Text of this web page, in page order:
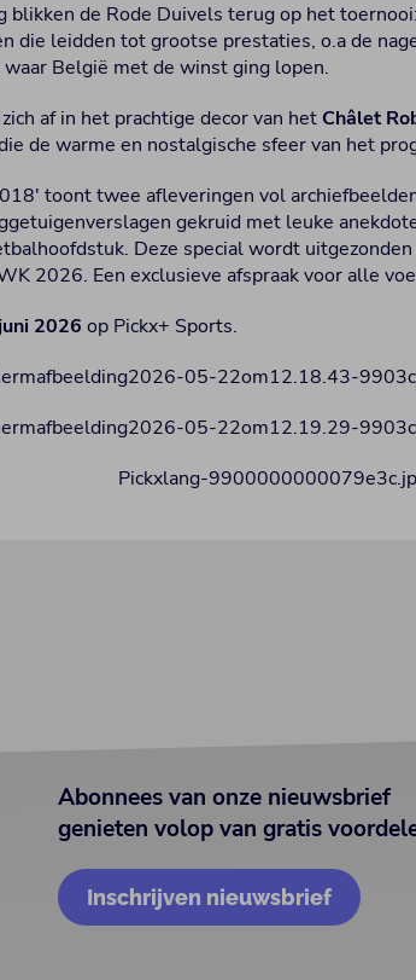
blikken de Rode Duivels terug op het
die leidden tot grootse prestaties, o.a de
België met de winst ging lopen.
af in het prachtige decor van het Châlet
de warme en nostalgische sfeer van het
toont twee afleveringen vol
gekruid met leuke
Deze special wordt
2026. Een exclusieve afspraak voor alle
2026op Pickx+ Sports.
Abonnees van onze nieuwsbrief
genieten volop van gratis
Inschrijven nieuwsbrief